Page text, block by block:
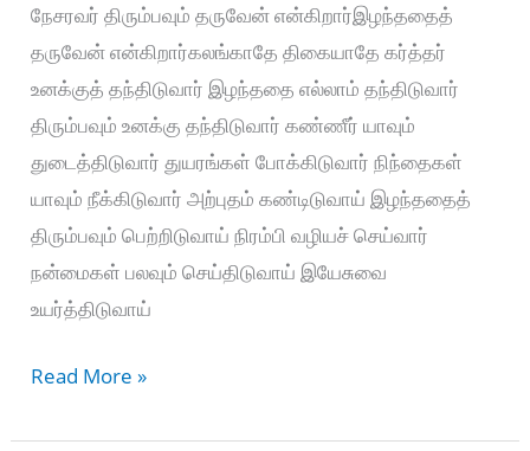
நேசரவர் திரும்பவும் தருவேன் என்கிறார்இழந்ததைத்
தருவேன் என்கிறார்கலங்காதே திகையாதே கர்த்தர்
உனக்குத் தந்திடுவார் இழந்ததை எல்லாம் தந்திடுவார்
திரும்பவும் உனக்கு தந்திடுவார் கண்ணீர் யாவும்
துடைத்திடுவார் துயரங்கள் போக்கிடுவார் நிந்தைகள்
யாவும் நீக்கிடுவார் அற்புதம் கண்டிடுவாய் இழந்ததைத்
திரும்பவும் பெற்றிடுவாய் நிரம்பி வழியச் செய்வார்
நன்மைகள் பலவும் செய்திடுவாய் இயேசுவை
உயர்த்திடுவாய்
வாக்குத்தத்தம்
Read More »